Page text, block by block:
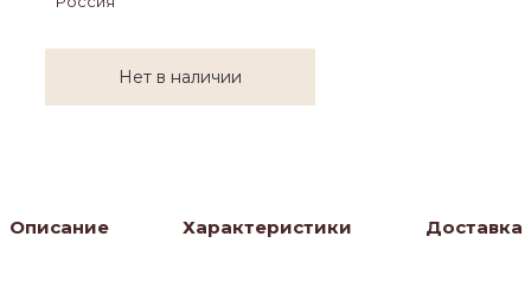
Нет в наличии
Описание Характеристики Доставка